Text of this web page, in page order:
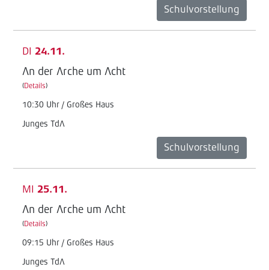
Schulvorstellung
DI 24.11.
An der Arche um Acht
(Details)
10:30 Uhr / Großes Haus
Junges TdA
Schulvorstellung
MI 25.11.
An der Arche um Acht
(Details)
09:15 Uhr / Großes Haus
Junges TdA